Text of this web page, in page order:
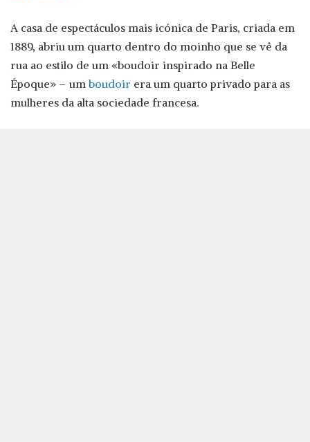
A casa de espectáculos mais icónica de Paris, criada em
1889, abriu um quarto dentro do moinho que se vê da
rua ao estilo de um «boudoir inspirado na Belle
Époque» – umboudoir era um quarto privado para as
mulheres da alta sociedade francesa.